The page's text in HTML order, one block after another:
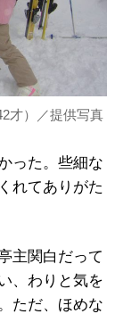
才）／提供写真
った。些細な
れてありがた
主関白だって
、わりと気を
ただ、ほめな